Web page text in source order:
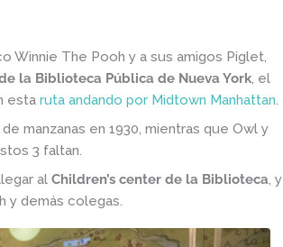
Winnie The Pooh y a sus amigos Piglet,
la Biblioteca Pública de Nueva York, el
esta ruta andando por Midtown Manhattan.
manzanas en 1930, mientras que Owl y
3 faltan.
al Children’s center de la Biblioteca, y
y demás colegas.